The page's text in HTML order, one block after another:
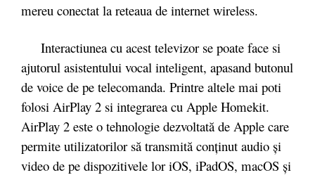
mereu conectat la reteaua de internet wireless.
Interactiunea cu acest televizor se poate face si
ajutorul asistentului vocal inteligent, apasand butonul
de voice de pe telecomanda. Printre altele mai poti
folosi AirPlay 2 si integrarea cu Apple Homekit.
AirPlay 2 este o tehnologie dezvoltată de Apple care
permite utilizatorilor să transmită conținut audio și
video de pe dispozitivele lor iOS, iPadOS, macOS și